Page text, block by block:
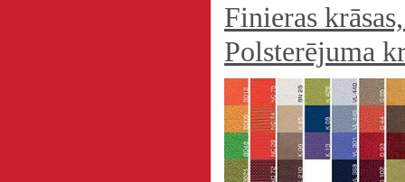
Finieras
Polsterējuma